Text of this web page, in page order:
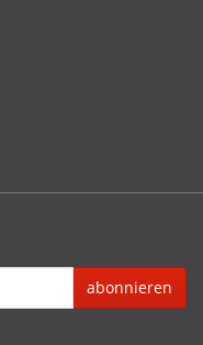
abonnieren